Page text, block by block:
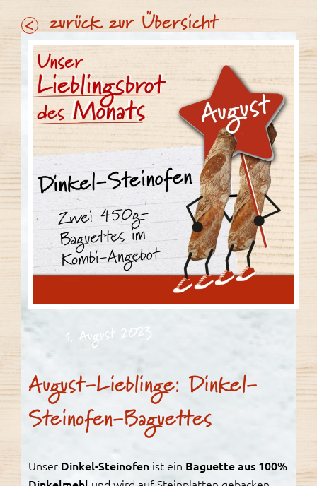
zurück zur Übersicht
1. August 2023
August-Lieblinge: Dinkel-
Steinofen-Baguettes
Unser Dinkel-Steinofen ist ein Baguette aus 100%